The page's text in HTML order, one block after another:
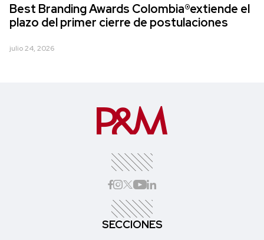
Best Branding Awards Colombia®extiende el
plazo del primer cierre de postulaciones
julio 24, 2026
SECCIONES